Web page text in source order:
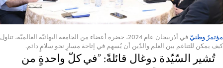
مؤتمرٌ وطنيّ
في أذربيجان عام 2024، حضره أعضاء من الجامعة البهائيّة العالميّة، تناول
كيف يمكن للتناغم بين العلم والدّين أن يُسهم في إتاحة مسارٍ نحو سلامٍ دائم.
تُشير السّيّدة دوغال قائلةً: ”في كلّ واحدةٍ من